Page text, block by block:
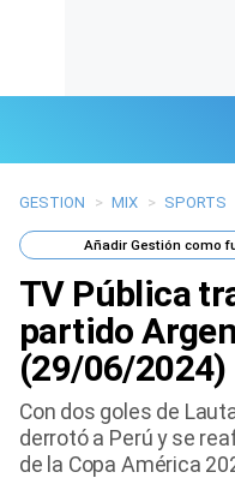
Últimas Noticias
Mi Bolsillo
Respuestas
Gente
Vida Laboral
Tendencias Mix
GESTION > MIX > SPORTS
AñadirGestión como
TV Pública
partido
(29/06/2024)
Con dos goles de
derrotó a Perú y se
de la Copa América